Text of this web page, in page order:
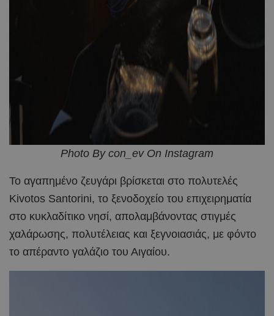
Photo By con_ev On Instagram
Το αγαπημένο ζευγάρι βρίσκεται στο πολυτελές
Kivotos Santorini, το ξενοδοχείο του επιχειρηματία
στο κυκλαδίτικο νησί, απολαμβάνοντας στιγμές
χαλάρωσης, πολυτέλειας και ξεγνοιασιάς, με φόντο
το απέραντο γαλάζιο του Αιγαίου.